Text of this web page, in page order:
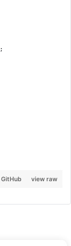
;
view raw
GitHub